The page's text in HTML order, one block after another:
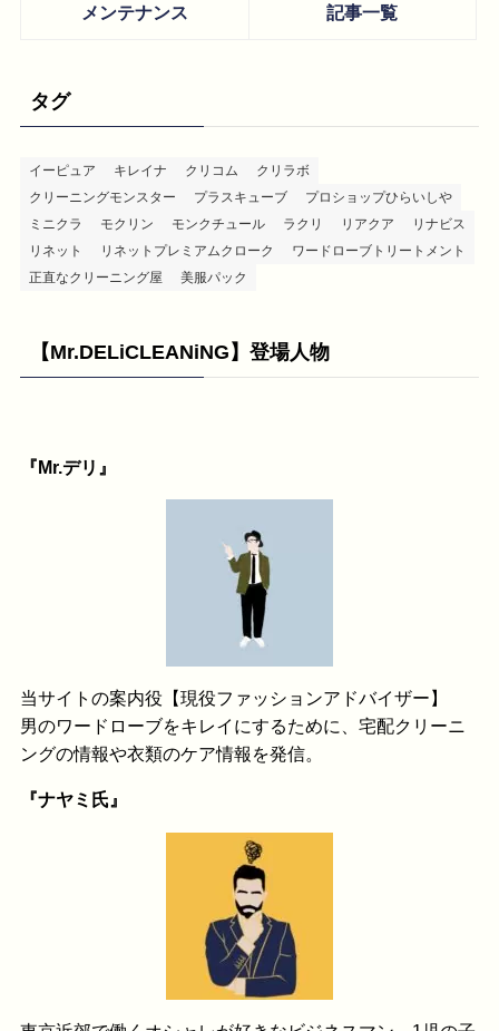
メンテナンス 記事一覧
タグ
イーピュア キレイナ クリコム
クリラボ
クリーニングモンスター
プラスキューブ
プロショップひらいしや
ミニクラ
モクリン モンクチュール ラクリ リアクア
リナビス
リネット
リネットプレミアムクローク
ワードローブトリートメント
正直なクリーニング屋
美服パック
【Mr.DELiCLEANiNG】登場人物
『Mr.デリ』
当サイトの案内役【現役ファッションアドバイザー】
男のワードローブをキレイにするために、宅配クリーニ
ングの情報や衣類のケア情報を発信。
『ナヤミ氏』